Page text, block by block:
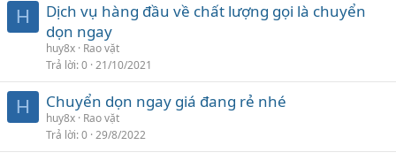
H
Dịch vụ hàng đầu về chất lượng gọi là chuyển
dọn ngay
huy8x Rao vặt
Trả lời 0 21/10/2021
H Chuyển dọn ngay giá đang rẻ nhé
huy8x Rao vặt
Trả lời 0 29/8/2022